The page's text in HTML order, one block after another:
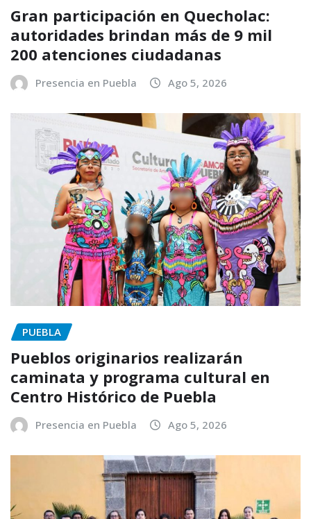
Gran participación en Quecholac:
autoridades brindan más de 9 mil
200 atenciones ciudadanas
Presencia en Puebla Ago 5, 2026
PUEBLA
Pueblos originarios realizarán
caminata y programa cultural en
Centro Histórico de Puebla
Presencia en Puebla Ago 5, 2026